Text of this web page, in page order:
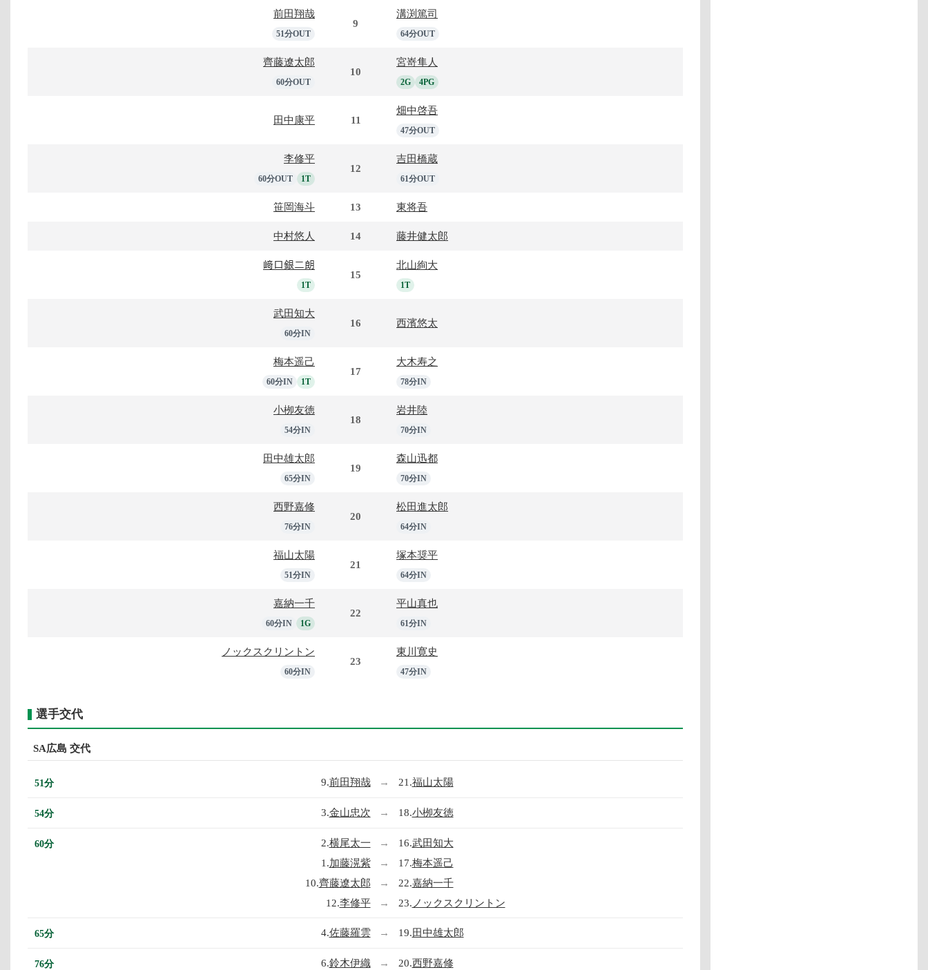
前田翔哉
51分OUT
9
溝渕篤司
64分OUT
齊藤遼太郎
60分OUT
10
宮嵜隼人
2G 4PG
田中康平 11
畑中啓吾
47分OUT
李修平
60分OUT 1T
12
吉田橋蔵
61分OUT
笹岡海斗 13 東将吾
中村悠人 14 藤井健太郎
﨑口銀二朗
1T
15
北山絢大
1T
武田知大
60分IN
16 西濱悠太
梅本遥己
60分IN 1T
17
大木寿之
78分IN
小栁友徳
54分IN
18
岩井陸
70分IN
田中雄太郎
65分IN
19
森山迅都
70分IN
西野嘉修
76分IN
20
松田進太郎
64分IN
福山太陽
51分IN
21
塚本奨平
64分IN
嘉納一千
60分IN 1G
22
平山真也
61分IN
ノックスクリントン
60分IN
23
東川寛史
47分IN
選手交代
SA広島 交代
51分 9.前田翔哉 → 21.福山太陽
54分 3.金山忠次 → 18.小栁友徳
60分 2.横尾太一 → 16.武田知大
1.加藤滉紫 → 17.梅本遥己
10.齊藤遼太郎 → 22.嘉納一千
12.李修平 → 23. ノックスクリントン
65分 4.佐藤羅雲 → 19.田中雄太郎
76分 6.鈴木伊織 → 20.西野嘉修